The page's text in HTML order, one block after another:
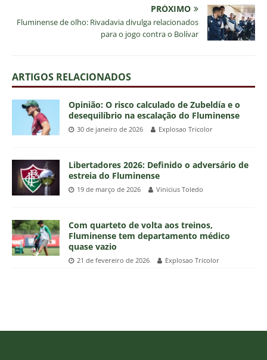
PRÓXIMO
Fluminense de olho: Rivadavia divulga relacionados
para o jogo contra o Bolívar
ARTIGOS RELACIONADOS
Opinião: O risco calculado de Zubeldía e o
desequilíbrio na escalação do Fluminense
30 de janeiro de 2026 Explosao Tricolor
Libertadores 2026: Definido o adversário de
estreia do Fluminense
19 de março de 2026 Vinicius Toledo
Com quarteto de volta aos treinos,
Fluminense tem departamento médico
quase vazio
21 de fevereiro de 2026 Explosao Tricolor